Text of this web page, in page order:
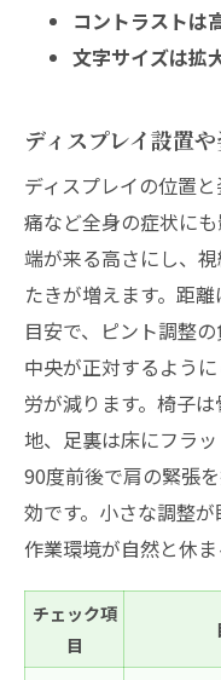
コントラストは
文字サイズは拡
ディスプレイ設置
ディスプレイの位置
痛など全身の症状に
端が来る高さにし、
たきが増えます。距
目安で、ピント調整
中央が正対するよう
労が減ります。椅子
地、足裏は床にフラ
90度前後で肩の緊張
効です。小さな調整が
作業環境が自然と休ま
チェック項
目